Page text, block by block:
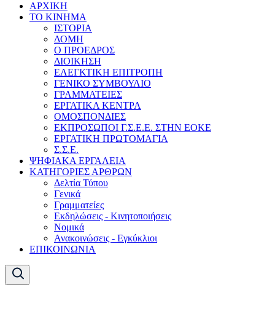
ΑΡΧΙΚΗ
ΤΟ ΚΙΝΗΜΑ
ΙΣΤΟΡΙΑ
ΔΟΜΗ
Ο ΠΡΟΕΔΡΟΣ
ΔΙΟΙΚΗΣΗ
ΕΛΕΓΚΤΙΚΗ ΕΠΙΤΡΟΠΗ
ΓΕΝΙΚΟ ΣΥΜΒΟΥΛΙΟ
ΓΡΑΜΜΑΤΕΙΕΣ
ΕΡΓΑΤΙΚΑ ΚΕΝΤΡΑ
ΟΜΟΣΠΟΝΔΙΕΣ
ΕΚΠΡΟΣΩΠΟΙ Γ.Σ.Ε.Ε. ΣΤΗΝ ΕΟΚΕ
ΕΡΓΑΤΙΚΗ ΠΡΩΤΟΜΑΓΙΑ
Σ.Σ.Ε.
ΨΗΦΙΑΚΑ ΕΡΓΑΛΕΙΑ
ΚΑΤΗΓΟΡΙΕΣ ΑΡΘΡΩΝ
Δελτία Τύπου
Γενικά
Γραμματείες
Εκδηλώσεις - Κινητοποιήσεις
Νομικά
Ανακοινώσεις - Εγκύκλιοι
ΕΠΙΚΟΙΝΩΝΙΑ